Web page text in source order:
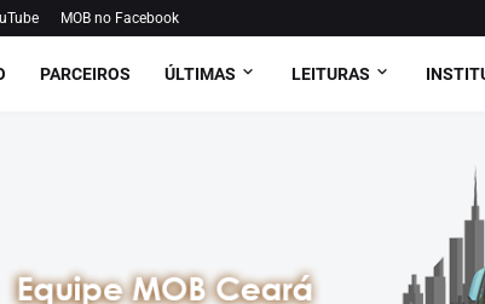
MOB no Facebook
PARCEIROS ÚLTIMAS LEITURAS